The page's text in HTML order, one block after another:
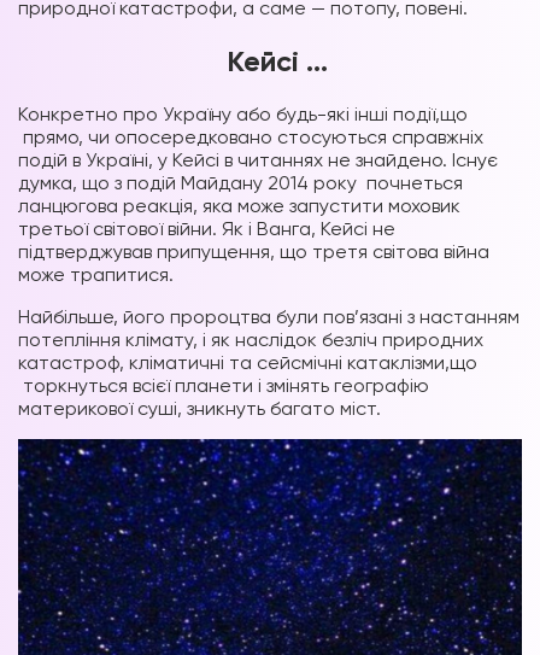
природної катастрофи, а саме — потопу, повені.
Кейсі …
Конкретно про Україну або будь-які інші події,що
прямо, чи опосередковано стосуються справжніх
подій в Україні, у Кейсі в читаннях не знайдено. Існує
думка, що з подій Майдану 2014 року почнеться
ланцюгова реакція, яка може запустити моховик
третьої світової війни. Як і Ванга, Кейсі не
підтверджував припущення, що третя світова війна
може трапитися.
Найбільше, його пророцтва були пов’язані з настанням
потепління клімату, і як наслідок безліч природних
катастроф, кліматичні та сейсмічні катаклізми,що
торкнуться всієї планети і змінять географію
материкової суші, зникнуть багато міст.